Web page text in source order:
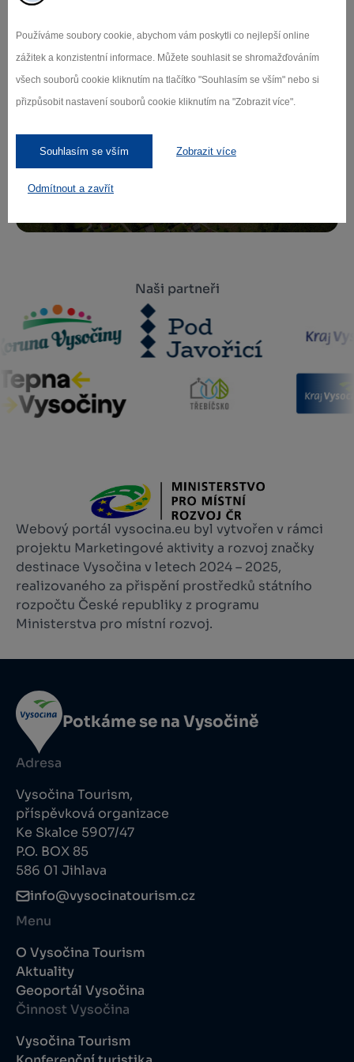
Používáme soubory cookie, abychom vám poskytli co nejlepší online
zážitek a konzistentní informace. Můžete souhlasit se shromažďováním
všech souborů cookie kliknutím na tlačítko "Souhlasím se vším" nebo si
přizpůsobit nastavení souborů cookie kliknutím na "Zobrazit více".
Souhlasím se vším Zobrazit více
Odmítnout a zavřít
Přihlaste se k odběru našeho newsletteru
o novinkách.
Odebírat
Naši partneři
Webový portál vysocina.eu byl vytvořen v rámci
projektu Marketingové aktivity a rozvoj značky
destinace Vysočina v letech 2024 – 2025,
realizovaného za přispění prostředků státního
rozpočtu České republiky z programu
Ministerstva pro místní rozvoj.
Potkáme se na Vysočině
Adresa
Vysočina Tourism,
příspěvková organizace
Ke Skalce 5907/47
P.O. BOX 85
586 01 Jihlava
info@vysocinatourism.cz
Menu
O Vysočina Tourism
Aktuality
Geoportál Vysočina
Činnost Vysočina
Vysočina Tourism